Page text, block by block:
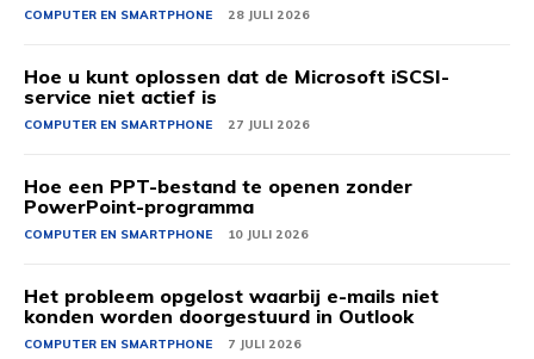
COMPUTER EN SMARTPHONE 28 JULI 2026
Hoe u kunt oplossen dat de Microsoft iSCSI-
service niet actief is
COMPUTER EN SMARTPHONE 27 JULI 2026
Hoe een PPT-bestand te openen zonder
PowerPoint-programma
COMPUTER EN SMARTPHONE 10 JULI 2026
Het probleem opgelost waarbij e-mails niet
konden worden doorgestuurd in Outlook
COMPUTER EN SMARTPHONE 7 JULI 2026